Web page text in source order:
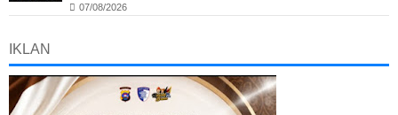
07/08/2026
IKLAN